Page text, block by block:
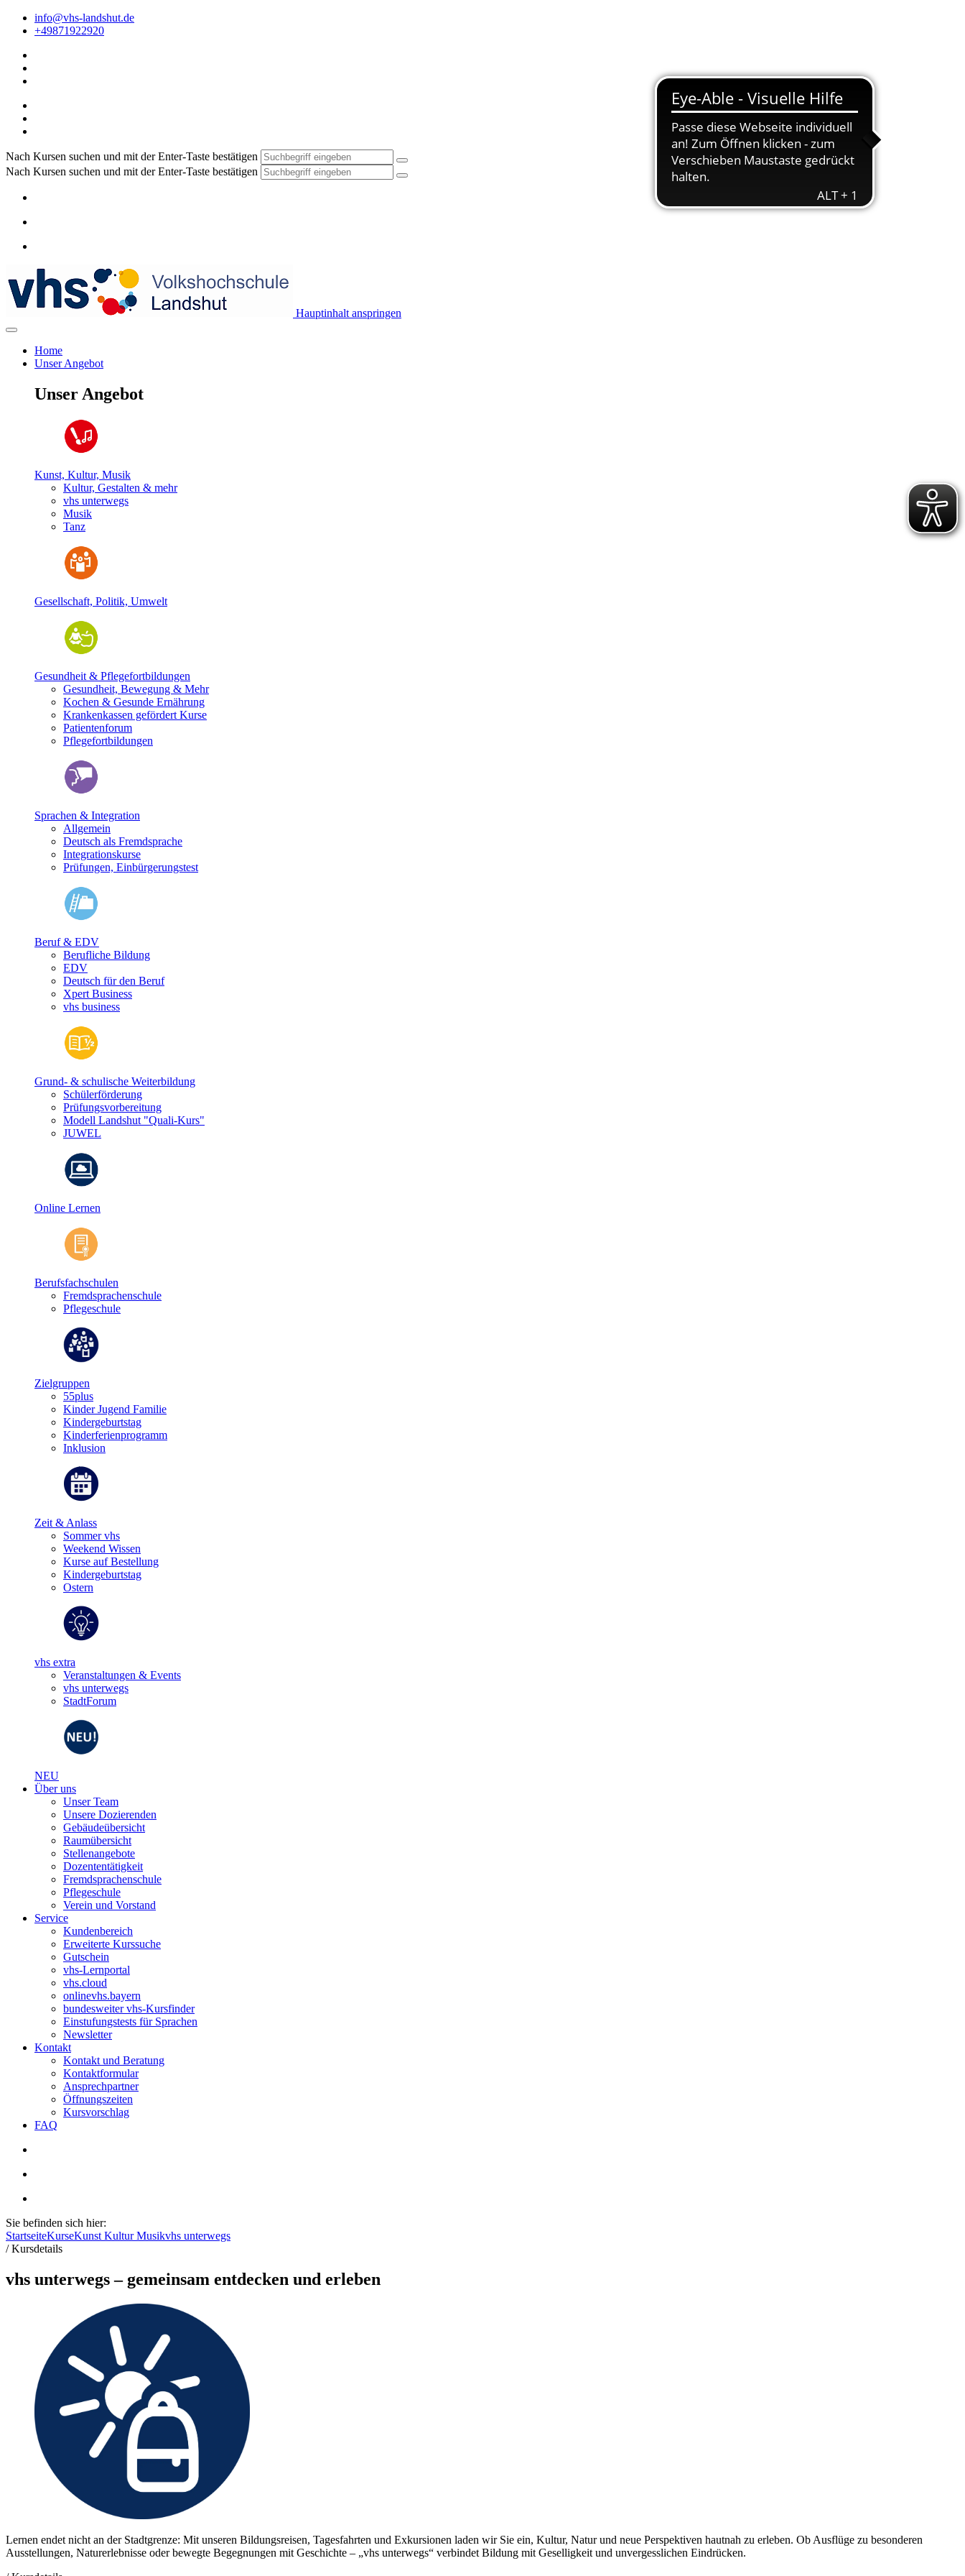
info@vhs-landshut.de
+49871922920
Nach Kursen suchen und mit der Enter-Taste bestätigen
Nach Kursen suchen und mit der Enter-Taste bestätigen
Hauptinhalt anspringen
Home
Unser Angebot
Unser Angebot
Kunst, Kultur, Musik
Kultur, Gestalten & mehr
vhs unterwegs
Musik
Tanz
Gesellschaft, Politik, Umwelt
Gesundheit & Pflegefortbildungen
Gesundheit, Bewegung & Mehr
Kochen & Gesunde Ernährung
Krankenkassen gefördert Kurse
Patientenforum
Pflegefortbildungen
Sprachen & Integration
Allgemein
Deutsch als Fremdsprache
Integrationskurse
Prüfungen, Einbürgerungstest
Beruf & EDV
Berufliche Bildung
EDV
Deutsch für den Beruf
Xpert Business
vhs business
Grund- & schulische Weiterbildung
Schülerförderung
Prüfungsvorbereitung
Modell Landshut "Quali-Kurs"
JUWEL
Online Lernen
Berufsfachschulen
Fremdsprachenschule
Pflegeschule
Zielgruppen
55plus
Kinder Jugend Familie
Kindergeburtstag
Kinderferienprogramm
Inklusion
Zeit & Anlass
Sommer vhs
Weekend Wissen
Kurse auf Bestellung
Kindergeburtstag
Ostern
vhs extra
Veranstaltungen & Events
vhs unterwegs
StadtForum
NEU
Über uns
Unser Team
Unsere Dozierenden
Gebäudeübersicht
Raumübersicht
Stellenangebote
Dozententätigkeit
Fremdsprachenschule
Pflegeschule
Verein und Vorstand
Service
Kundenbereich
Erweiterte Kurssuche
Gutschein
vhs-Lernportal
vhs.cloud
onlinevhs.bayern
bundesweiter vhs-Kursfinder
Einstufungstests für Sprachen
Newsletter
Kontakt
Kontakt und Beratung
Kontaktformular
Ansprechpartner
Öffnungszeiten
Kursvorschlag
FAQ
Sie befinden sich hier:
StartseiteKurseKunst Kultur Musikvhs unterwegs
/Kursdetails
vhs unterwegs – gemeinsam entdecken und erleben
Lernen endet nicht an der Stadtgrenze: Mit unseren Bildungsreisen, Tagesfahrten und Exkursionen laden wir Sie ein, Kultur, Natur und neue Perspektiven hautnah zu erleben. Ob Ausflüge zu besonderen
Ausstellungen, Naturerlebnisse oder bewegte Begegnungen mit Geschichte – „vhs unterwegs“ verbindet Bildung mit Geselligkeit und unvergesslichen Eindrücken.